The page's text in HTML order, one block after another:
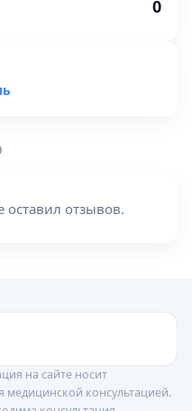
0
оставил отзывов.
на сайте носит
медицинской консультацией.